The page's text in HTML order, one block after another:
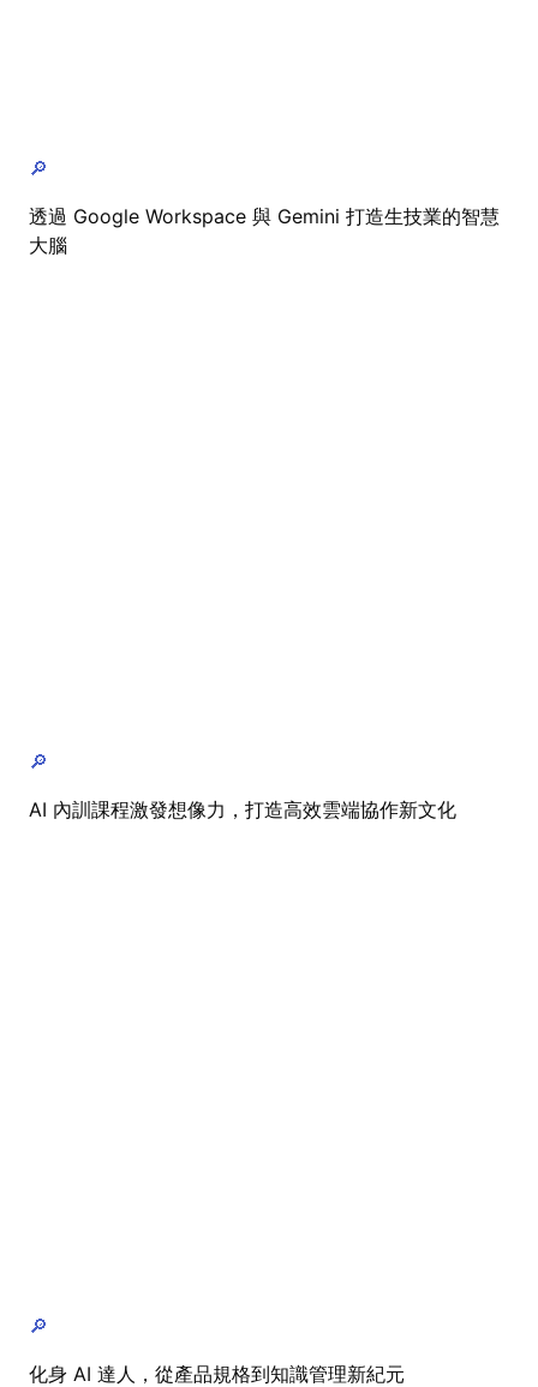
🔎
透過 Google Workspace 與 Gemini 打造生技業的智慧
大腦
🔎
AI 內訓課程激發想像力，打造高效雲端協作新文化
🔎
化身 AI 達人，從產品規格到知識管理新紀元